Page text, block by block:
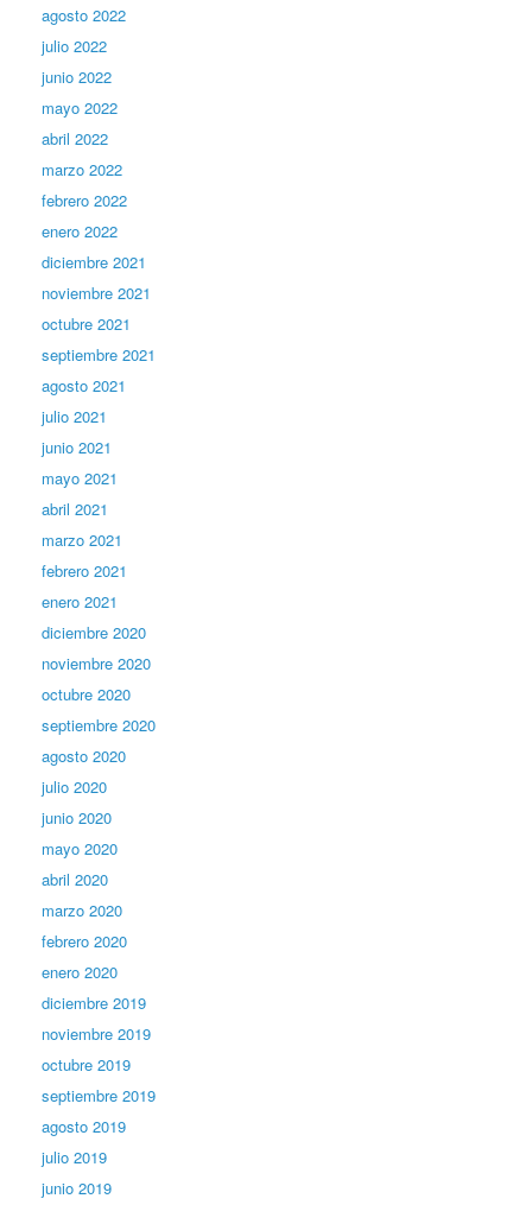
agosto 2022
julio 2022
junio 2022
mayo 2022
abril 2022
marzo 2022
febrero 2022
enero 2022
diciembre 2021
noviembre 2021
octubre 2021
septiembre 2021
agosto 2021
julio 2021
junio 2021
mayo 2021
abril 2021
marzo 2021
febrero 2021
enero 2021
diciembre 2020
noviembre 2020
octubre 2020
septiembre 2020
agosto 2020
julio 2020
junio 2020
mayo 2020
abril 2020
marzo 2020
febrero 2020
enero 2020
diciembre 2019
noviembre 2019
octubre 2019
septiembre 2019
agosto 2019
julio 2019
junio 2019